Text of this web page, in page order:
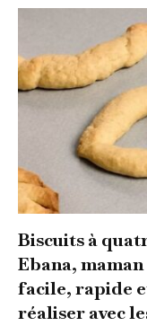
Biscuits à
Ebana,
facile, rapide
réaliser avec